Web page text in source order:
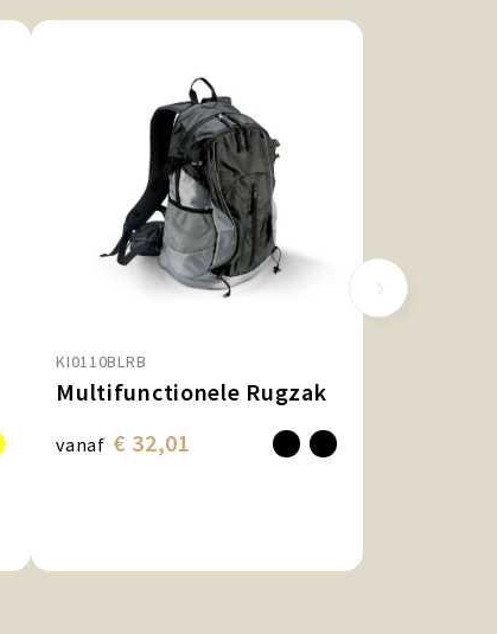
KI0110BLRB
Multifunctionele Rugzak
vanaf € 32,01